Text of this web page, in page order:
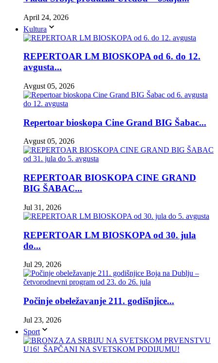
April 24, 2026
Kultura
REPERTOAR LM BIOSKOPA od 6. do 12.
avgusta...
Avgust 05, 2026
Repertoar bioskopa Cine Grand BIG Šabac...
Avgust 05, 2026
REPERTOAR BIOSKOPA CINE GRAND
BIG ŠABAC...
Jul 31, 2026
REPERTOAR LM BIOSKOPA od 30. jula
do...
Jul 29, 2026
Počinje obeležavanje 211. godišnjice...
Jul 23, 2026
Sport